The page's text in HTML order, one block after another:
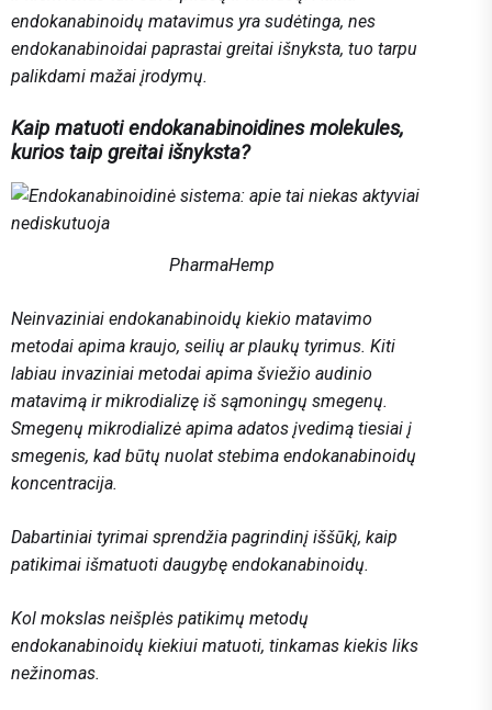
endokanabinoidų matavimus yra sudėtinga, nes
endokanabinoidai paprastai greitai išnyksta, tuo tarpu
palikdami mažai įrodymų.
Kaip matuoti endokanabinoidines molekules,
kurios taip greitai išnyksta?
PharmaHemp
Neinvaziniai endokanabinoidų kiekio matavimo
metodai apima kraujo, seilių ar plaukų tyrimus. Kiti
labiau invaziniai metodai apima šviežio audinio
matavimą ir mikrodializę iš sąmoningų smegenų.
Smegenų mikrodializė apima adatos įvedimą tiesiai į
smegenis, kad būtų nuolat stebima endokanabinoidų
koncentracija.
Dabartiniai tyrimai sprendžia pagrindinį iššūkį, kaip
patikimai išmatuoti daugybę endokanabinoidų.
Kol mokslas neišplės patikimų metodų
endokanabinoidų kiekiui matuoti, tinkamas kiekis liks
nežinomas.